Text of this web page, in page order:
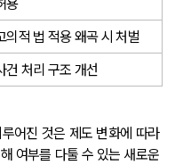
용
의적 법 적용 왜곡 시 처벌
건 처리 구조 개선
어진 것은 제도 변화에 따라
여부를 다툴 수 있는 새로운